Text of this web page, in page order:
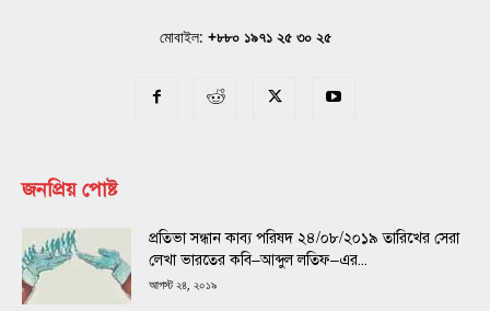
মোবাইল: +৮৮০ ১৯৭১ ২৫ ৩০ ২৫
জনপ্রিয় পোষ্ট
প্রতিভা সন্ধান কাব্য পরিষদ ২৪/০৮/২০১৯ তারিখের সেরা
লেখা ভারতের কবি–আব্দুল লতিফ–এর...
আগস্ট ২৪, ২০১৯